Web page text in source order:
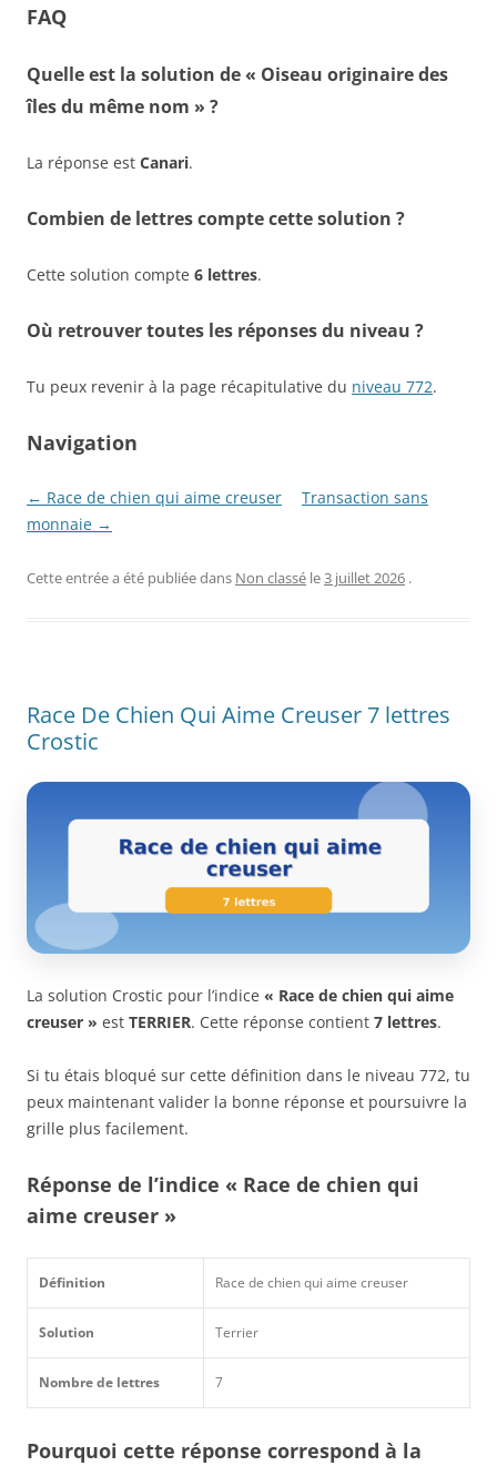
FAQ
Quelle est la solution de « Oiseau originaire des
îles du même nom » ?
La réponse est Canari.
Combien de lettres compte cette solution ?
Cette solution compte 6 lettres.
Où retrouver toutes les réponses du niveau ?
Tu peux revenir à la page récapitulative du niveau 772.
Navigation
← Race de chien qui aime creuser
Transaction sans
monnaie →
Cette entrée a été publiée dans Non classé le3 juillet 2026 .
Race De Chien Qui Aime Creuser 7 lettres
Crostic
La solution Crostic pour l’indice « Race de chien qui aime
creuser » est TERRIER. Cette réponse contient 7 lettres.
Si tu étais bloqué sur cette définition dans le niveau 772, tu
peux maintenant valider la bonne réponse et poursuivre la
grille plus facilement.
Réponse de l’indice « Race de chien qui
aime creuser »
Définition Race de chien qui aime creuser
Solution Terrier
Nombre de lettres 7
Pourquoi cette réponse correspond à la